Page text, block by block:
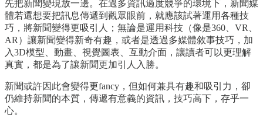
先把新聞變現放一邊。在過多資訊過度競爭的環境下，新聞媒
體若還想要把訊息傳遞到觀眾眼前，就應該試著運用各種技
巧，將新聞變得更吸引人；無論是運用科技（像是360、VR、
AR）讓新聞變得新奇有趣，或者是透過多媒體敘事技巧，加
入3D模型、動畫、視覺圖表、互動介面，讓讀者可以更理解
真實，都是為了讓新聞更加引人入勝。
新聞或許因此會變得更fancy，但如何兼具有趣和吸引力，卻
仍維持新聞的本質，傳遞有意義的資訊，技巧高下，存乎一
心。